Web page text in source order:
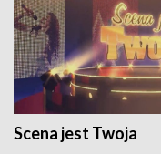
Scena jest Twoja